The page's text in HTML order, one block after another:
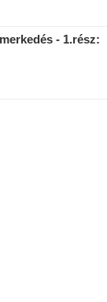
- 1.rész: